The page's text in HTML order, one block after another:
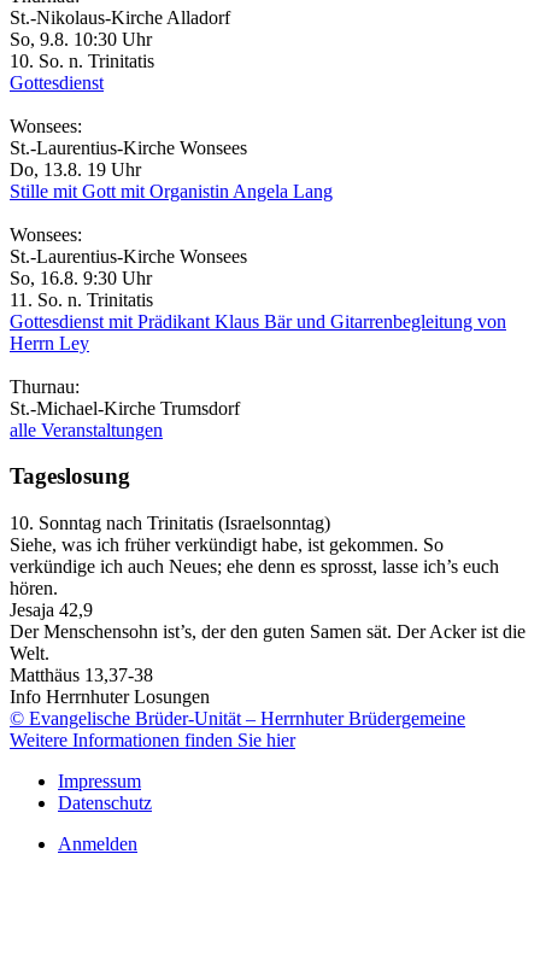
St.-Nikolaus-Kirche Alladorf
So, 9.8. 10:30 Uhr
10. So. n. Trinitatis
Gottesdienst
Wonsees:
St.-Laurentius-Kirche Wonsees
Do, 13.8. 19 Uhr
Stille mit Gott mit Organistin Angela Lang
Wonsees:
St.-Laurentius-Kirche Wonsees
So, 16.8. 9:30 Uhr
11. So. n. Trinitatis
Gottesdienst mit Prädikant Klaus Bär und Gitarrenbegleitung von
Herrn Ley
Thurnau:
St.-Michael-Kirche Trumsdorf
alle Veranstaltungen
Tageslosung
10. Sonntag nach Trinitatis (Israelsonntag)
Siehe, was ich früher verkündigt habe, ist gekommen. So
verkündige ich auch Neues; ehe denn es sprosst, lasse ich’s euch
hören.
Jesaja 42,9
Der Menschensohn ist’s, der den guten Samen sät. Der Acker ist die
Welt.
Matthäus 13,37-38
Info Herrnhuter Losungen
© Evangelische Brüder-Unität – Herrnhuter Brüdergemeine
Weitere Informationen finden Sie hier
Impressum
Datenschutz
Anmelden